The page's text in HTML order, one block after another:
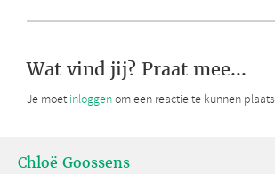
Wat vind jij? Praat mee...
Je moet inloggenom een reactie te kunnen
Chloë Goossens